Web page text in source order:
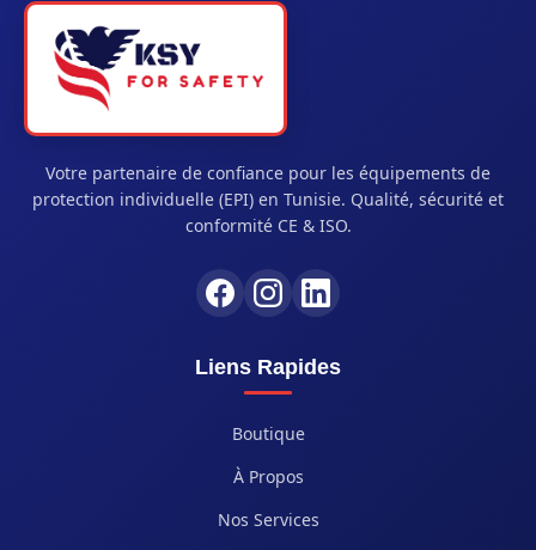
Votre partenaire de confiance pour les équipements de
protection individuelle (EPI) en Tunisie. Qualité, sécurité et
conformité CE & ISO.
Liens Rapides
Boutique
À Propos
Nos Services